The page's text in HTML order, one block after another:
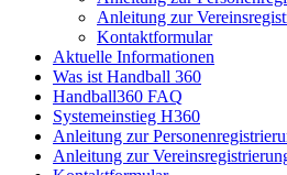
Anleitung zur
Kontaktformular
Aktuelle Informationen
Was ist Handball 360
Handball360 FAQ
Systemeinstieg H360
Anleitung zur
Anleitung zur